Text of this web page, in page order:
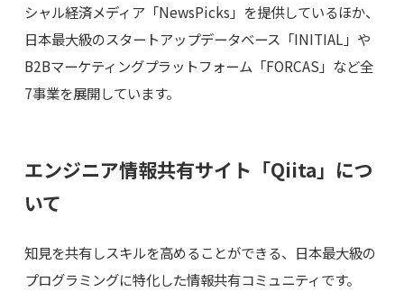
シャル経済メディア「NewsPicks」を提供しているほか、
日本最大級のスタートアップデータベース「INITIAL」や
B2Bマーケティングプラットフォーム「FORCAS」など全
7事業を展開しています。
エンジニア情報共有サイト「Qiita」につ
いて
知見を共有しスキルを高めることができる、日本最大級の
プログラミングに特化した情報共有コミュニティです。